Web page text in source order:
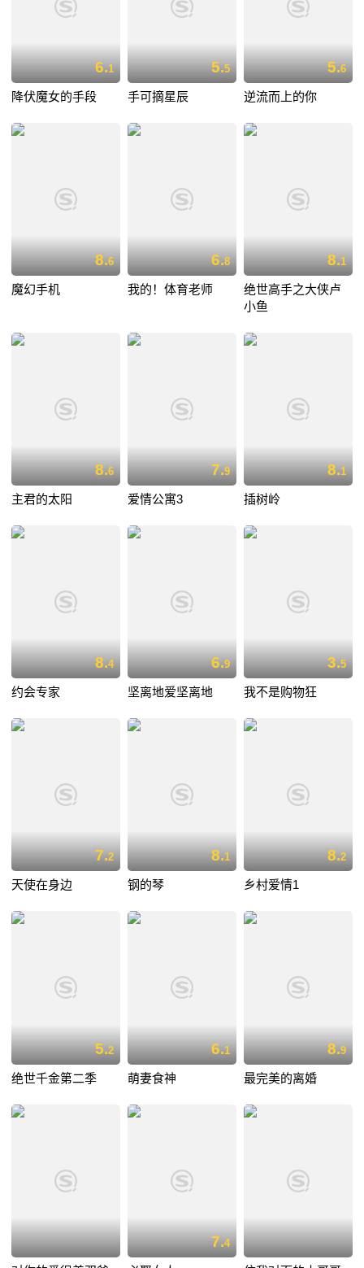
6.1
降伏魔女的手段
5.5
手可摘星辰
5.6
逆流而上的你
8.6
魔幻手机
6.8
我的！体育老师
8.1
绝世高手之大侠卢
小鱼
8.6
主君的太阳
7.9
爱情公寓3
8.1
插树岭
8.4
约会专家
6.9
坚离地爱坚离地
3.5
我不是购物狂
7.2
天使在身边
8.1
钢的琴
8.2
乡村爱情1
5.2
绝世千金第二季
6.1
萌妻食神
8.9
最完美的离婚
7.4